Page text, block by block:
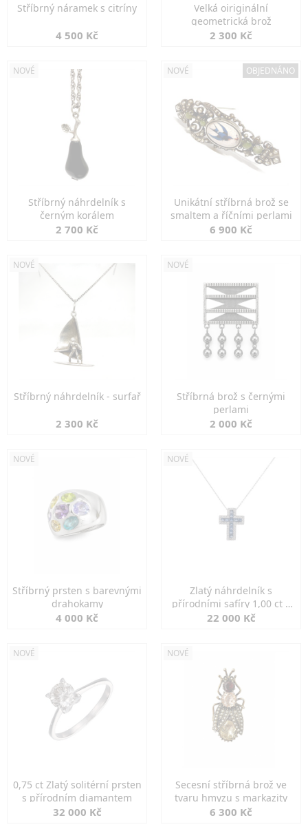
Stříbrný náramek s citríny
4 500 Kč
Velká oiriginální
geometrická brož
2 300 Kč
NOVÉ
Stříbrný náhrdelník s
černým korálem
2 700 Kč
NOVÉ OBJEDNÁNO
Unikátní stříbrná brož se
smaltem a říčními perlami
6 900 Kč
NOVÉ
Stříbrný náhrdelník - surfař
2 300 Kč
NOVÉ
Stříbrná brož s černými
perlami
2 000 Kč
NOVÉ
Stříbrný prsten s barevnými
drahokamy
4 000 Kč
NOVÉ
Zlatý náhrdelník s
přírodními safíry 1,00 ct a
diamanty
22 000 Kč
NOVÉ
0,75 ct Zlatý solitérní prsten
s přírodním diamantem
32 000 Kč
NOVÉ
Secesní stříbrná brož ve
tvaru hmyzu s markazity
6 300 Kč